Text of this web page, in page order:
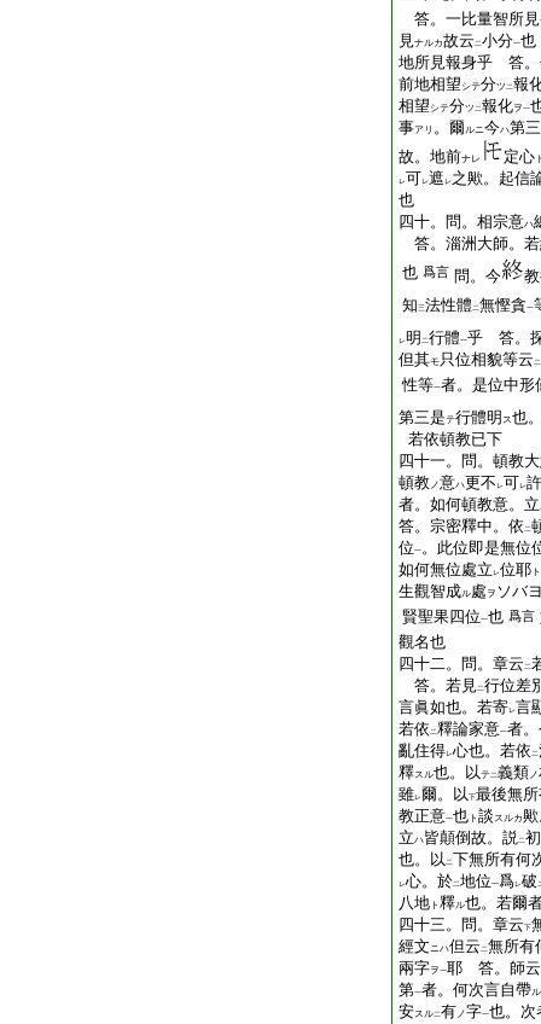
答。一比量智所見
見ナルカ故云 二小分一也
地所見報身乎 答
前地相望 シテ分ツ 二報
相望 シテ分ツ 二報化ヲ一
事アリ 。爾ルニ今ハ第三
故。地前ナレ 定心
レ可レ遮 レ之歟。起信
也
四十。問。相宗意ハ
答。淄洲大師。
也 爲言 問。今
知三法性體 二無慳貪一
レ明 二行體一乎 答。
但其モ只位相貌等云 二
性等一者。是位中形
第三是テ行體明 ス也
若依頓教已下
四十一。問。頓教
頓教ノ意ハ更不 レ可レ許
者。如何頓教意。立
答。宗密釋中。依 二
位一。此位即是無位
如何無位處立 レ位耶 ト
生觀智成ル處 ヲ ソバ
賢聖果四位一也 爲言
觀名也
四十二。問。章云 二
答。若見二行位差
言眞如也。若寄レ言
若依 二釋論家意一者
亂住得レ心也。若依 二
釋スル也。以テ二義類ノ
雖レ爾。以下最後無
教正意一也 ト 談 スルカ
立ハ皆顛倒故。説二
也。以 二下無所有何
レ心。於二地位一爲レ破
八地 ト 釋ル也。若爾
四十三。問。章云下
經文ニハ但云 二無所有
兩字ヲ一耶 答。師云
第一者。何次言自帶ル
安スル二有ノ字一也。次